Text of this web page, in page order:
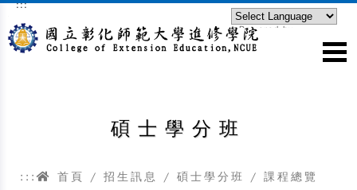
跳到主要內容區塊
:::
Powered by
碩士學分班
::: 首頁 / 招生訊息 / 碩士學分班 / 課程總覽